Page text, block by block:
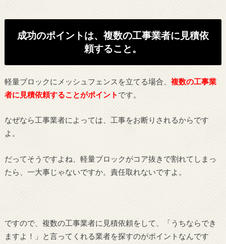
成功のポイントは、複数の工事業者に見積依
頼すること。
軽量ブロックにメッシュフェンスを立てる場合、 複数の工事業
者に見積依頼することがポイント です。
なぜなら工事業者によっては、工事をお断りされるからです
よ。
だってそうですよね、軽量ブロックがコア抜きで割れてしまっ
たら、一大事じゃないですか。責任取れないですよ。
ですので、複数の工事業者に見積依頼をして、「うちならでき
ますよ！」と言ってくれる業者を探すのがポイントなんです